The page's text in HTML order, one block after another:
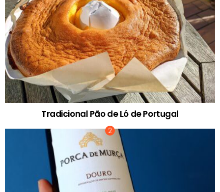
Tradicional Pão de Ló de Portugal